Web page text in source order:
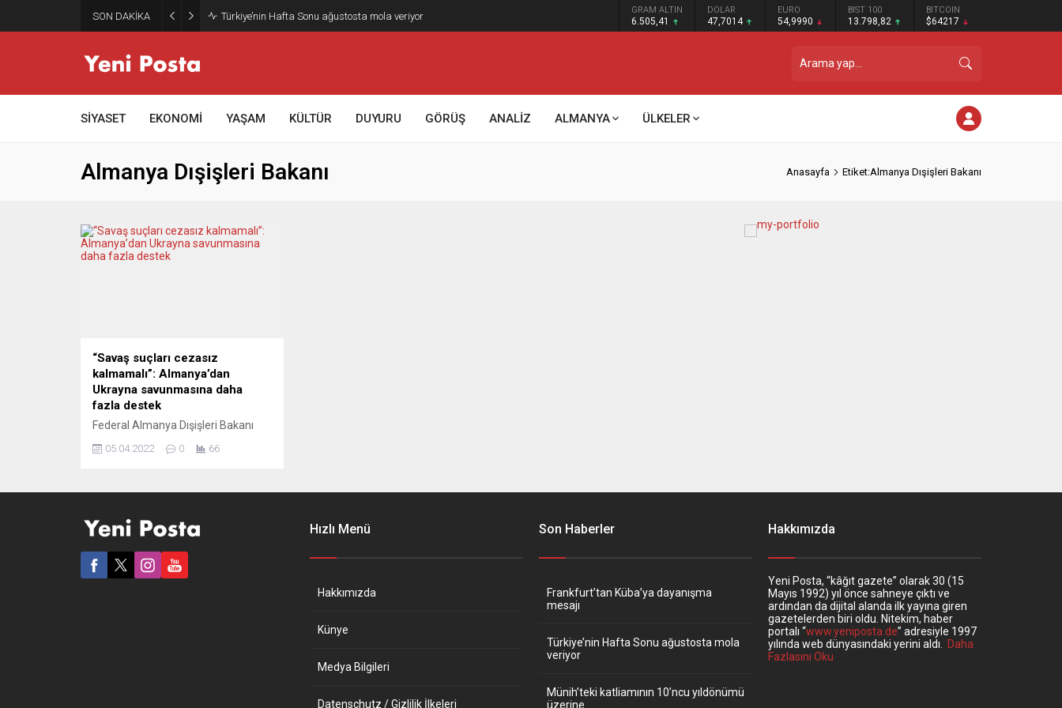
SON DAKİKA Türkiye’nin Hafta Sonu ağustosta mola veriyor GRAM ALTIN
6.505,41
DOLAR
47,7014
EURO
54,9990
BIST 100
13.798,82
BITCOIN
$64217
SİYASET EKONOMİ YAŞAM KÜLTÜR DUYURU GÖRÜŞ ANALİZ ALMANYA ÜLKELER
Almanya Dışişleri Bakanı Anasayfa Etiket:Almanya Dışişleri Bakanı
“Savaş suçları cezasız
kalmamalı”: Almanya’dan
Ukrayna savunmasına daha
fazla destek
Federal Almanya Dışişleri Bakanı
Annalena Baerbock, ülkesinin
Ukrayna’nın savunması için
her gün suçsuz insanların öldüğünü
belirterek, Buça’da savunmasız,
elleri arkadan bağlı öldürülen ve yol
kenarına bırakılan insanların
05.04.2022 0 66
Hızlı Menü
Hakkımızda
Künye
Medya Bilgileri
Datenschutz / Gizlilik İlkeleri
Son Haberler
Frankfurt’tan Küba’ya dayanışma
mesajı
Türkiye’nin Hafta Sonu ağustosta mola
veriyor
Münih’teki katliamının 10’ncu yıldönümü
üzerine
Hakkımızda
Yeni Posta, “kâğıt gazete” olarak 30 (15
Mayıs 1992) yıl önce sahneye çıktı ve
ardından da dijital alanda ilk yayına giren
gazetelerden biri oldu. Nitekim, haber
portalı “www.yeniposta.de” adresiyle 1997
yılında web dünyasındaki yerini aldı. Daha
Fazlasını Oku